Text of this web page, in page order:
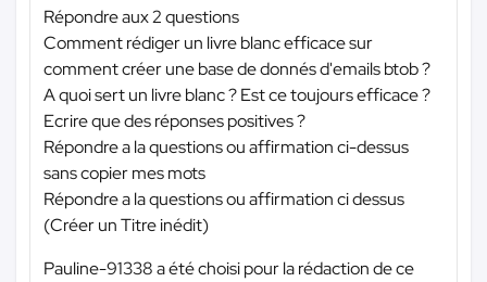
Répondre aux 2 questions
Comment rédiger un livre blanc efficace sur
comment créer une base de donnés d'emails btob ?
A quoi sert un livre blanc ? Est ce toujours efficace ?
Ecrire que des réponses positives ?
Répondre a la questions ou affirmation ci-dessus
sans copier mes mots
Répondre a la questions ou affirmation ci dessus
(Créer un Titre inédit)
Pauline-91338 a été choisi pour la rédaction de ce